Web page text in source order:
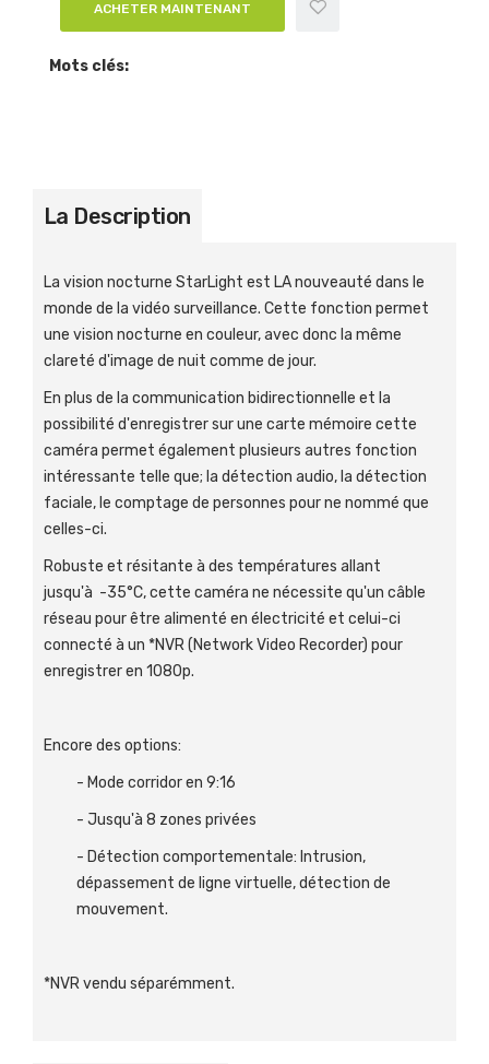
ACHETER MAINTENANT
Mots clés:
La Description
La vision nocturne StarLight est LA nouveauté dans le
monde de la vidéo surveillance. Cette fonction permet
une vision nocturne en couleur, avec donc la même
clareté d'image de nuit comme de jour.
En plus de la communication bidirectionnelle et la
possibilité d'enregistrer sur une carte mémoire cette
caméra permet également plusieurs autres fonction
intéressante telle que; la détection audio, la détection
faciale, le comptage de personnes pour ne nommé que
celles-ci.
Robuste et résitante à des températures allant
jusqu'à -35°C, cette caméra ne nécessite qu'un câble
réseau pour être alimenté en électricité et celui-ci
connecté à un *NVR (Network Video Recorder) pour
enregistrer en 1080p.
Encore des options:
- Mode corridor en 9:16
- Jusqu'à 8 zones privées
- Détection comportementale: Intrusion,
dépassement de ligne virtuelle, détection de
mouvement.
*NVR vendu séparémment.